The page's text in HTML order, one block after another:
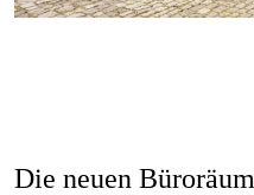
Die neuen